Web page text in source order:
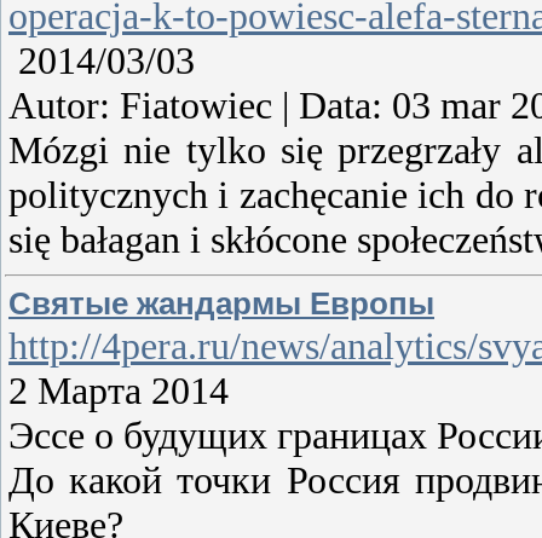
operacja-k-to-powiesc-alefa-
2014/03/03
Autor: Fiatowiec | Data: 03 mar
Mózgi nie tylko się przegrzały
politycznych i zachęcanie ich do
się bałagan i skłócone
Святые жандармы Европы
http://4pera.ru/news/analytics/
2 Марта 2014
Эссе о будущих границах
До какой точки Россия
Киеве?